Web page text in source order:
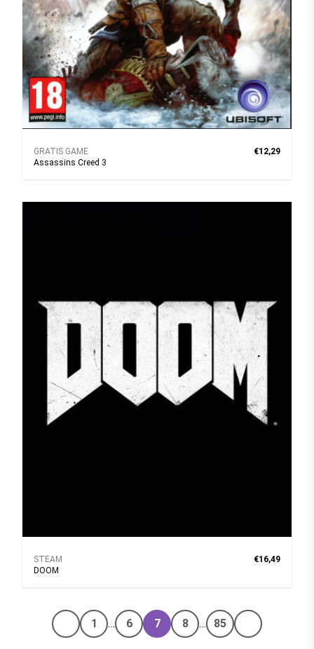
GRATIS GAME
Assassins Creed 3
€12,29
STEAM
DOOM
€16,49
Vorige pagina
1 … 6 7 8 … 85
Volgende